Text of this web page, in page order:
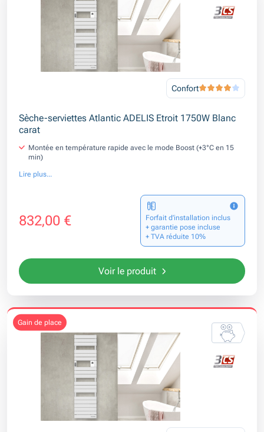
Confort
Sèche-serviettes Atlantic ADELIS Etroit 1750W Blanc
carat
Montée en température rapide avec le mode Boost (+3°C en 15
min)
Lire plus...
832,00 €
Forfait d’installation inclus
+ garantie pose incluse
+ TVA réduite 10%
Voir le produit
gain de place